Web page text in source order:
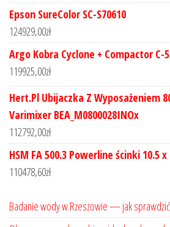
Epson SureColor SC-S70610
124929,00zł
Argo Kobra Cyclone + Compactor C-
119925,00zł
Hert.Pl Ubijaczka Z Wyposażeniem
Varimixer BEA_M0800028INOx
112792,00zł
HSM FA 500.3 Powerline ścinki 10.5
110478,60zł
Badanie wody w Rzeszowie — jak